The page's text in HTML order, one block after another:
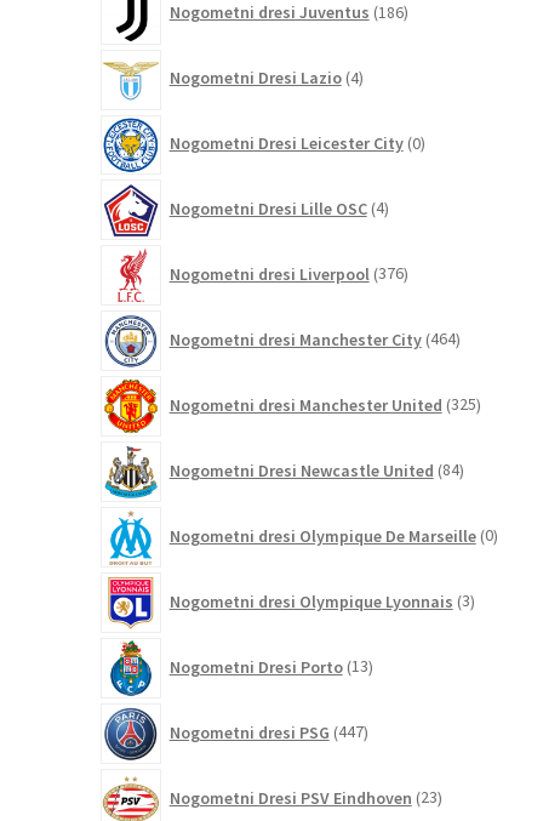
Nogometni dresi Juventus 186izdelkov
Nogometni Dresi Lazio 4izdelki
Nogometni Dresi Leicester City 0izdelkov
Nogometni Dresi Lille OSC 4izdelki
Nogometni dresi Liverpool 376izdelkov
Nogometni dresi Manchester City 464izdelkov
Nogometni dresi Manchester United 325izdelkov
Nogometni Dresi Newcastle United 84izdelkov
Nogometni dresi Olympique De Marseille 0
Nogometni dresi Olympique Lyonnais 3izdelki
Nogometni Dresi Porto 13izdelkov
Nogometni dresi PSG 447izdelkov
Nogometni Dresi PSV Eindhoven 23izdelkov